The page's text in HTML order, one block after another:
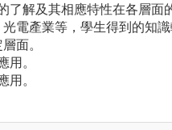
了解及其相應特性在各層面
電產業等，學生得到的知
面。
用。
用。